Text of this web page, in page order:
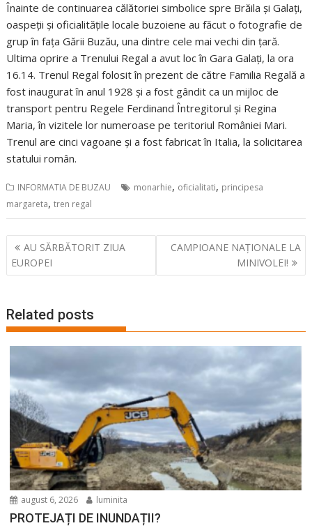
Înainte de continuarea călătoriei simbolice spre Brăila și Galați,
oaspeții și oficialitățile locale buzoiene au făcut o fotografie de
grup în fața Gării Buzău, una dintre cele mai vechi din țară.
Ultima oprire a Trenului Regal a avut loc în Gara Galați, la ora
16.14. Trenul Regal folosit în prezent de către Familia Regală a
fost inaugurat în anul 1928 și a fost gândit ca un mijloc de
transport pentru Regele Ferdinand Întregitorul și Regina
Maria, în vizitele lor numeroase pe teritoriul României Mari.
Trenul are cinci vagoane și a fost fabricat în Italia, la solicitarea
statului român.
INFORMATIA DE BUZAU monarhie, oficialitati, principesa
margareta,tren regal
Navigare
în
articole
AU SĂRBĂTORIT ZIUA
EUROPEI
CAMPIOANE NAȚIONALE LA
MINIVOLEI!
Related posts
august 6, 2026 luminita
PROTEJAȚI DE INUNDAȚII?